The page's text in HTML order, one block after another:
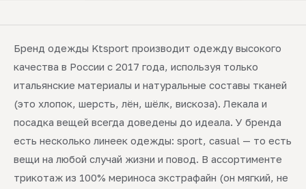
Бренд одежды Ktsport производит одежду высокого
качества в России с 2017 года, используя только
итальянские материалы и натуральные составы тканей
(это хлопок, шерсть, лён, шёлк, вискоза). Лекала и
посадка вещей всегда доведены до идеала. У бренда
есть несколько линеек одежды: sport, casual — то есть
вещи на любой случай жизни и повод. В ассортименте
трикотаж из 100% мериноса экстрафайн (он мягкий, не